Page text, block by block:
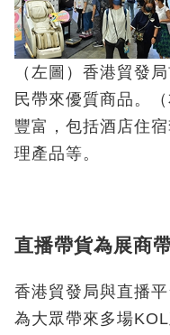
（左圖）香港貿發
民帶來優質商品。
豐富，包括酒店住
理產品等。
直播帶貨為展商
香港貿發局與直播
為大眾帶來多場